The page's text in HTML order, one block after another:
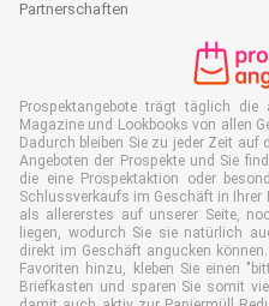
Partnerschaften
Prospektangebote trägt täglich die
Magazine und Lookbooks von allen
Dadurch bleiben Sie zu jeder Zeit auf
Angeboten der Prospekte und Sie
die eine Prospektaktion oder
Schlussverkaufs im Geschäft in Ihrer
als allererstes auf unserer Seite,
liegen, wodurch Sie sie natürlich
direkt im Geschäft angucken
Favoriten hinzu, kleben Sie einen
Briefkasten und sparen Sie somit